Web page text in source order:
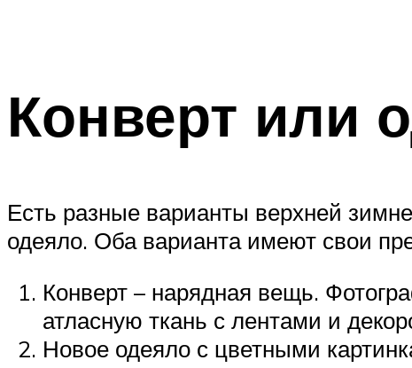
Конверт или
Есть разные варианты верхней
одеяло. Оба варианта имеют свои
Конверт – нарядная вещь.
атласную ткань с лентами и
Новое одеяло с цветными